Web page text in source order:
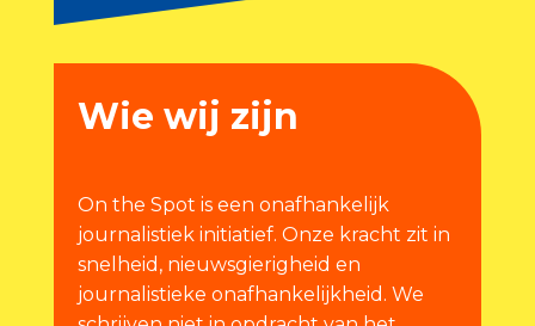
Wie wij zijn
On the Spot is een onafhankelijk
journalistiek initiatief. Onze kracht zit in
snelheid, nieuwsgierigheid en
journalistieke onafhankelijkheid. We